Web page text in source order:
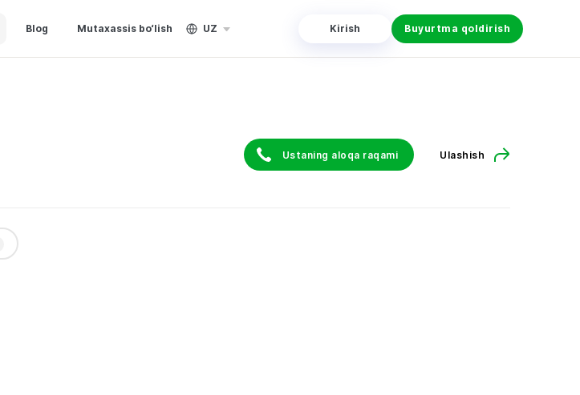
Blog Mutaxassis bo‘lish UZ Kirish Buyurtma qoldirish
Ustaning aloqa raqami Ulashish